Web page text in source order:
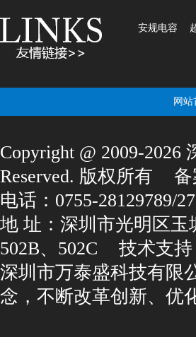
安规电容
网站
Copyright@2009-
Reserved.版权所有
备
电话：0755-28129789/
地址：深圳市光明区玉
502B、502C
技术支持
深圳市万泰盛科技有限
念，不断改革创新、优